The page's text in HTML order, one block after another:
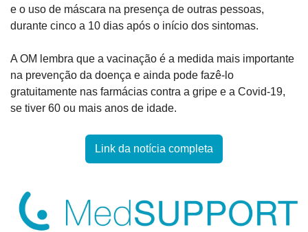
e o uso de máscara na presença de outras pessoas,
durante cinco a 10 dias após o início dos sintomas.
A OM lembra que a vacinação é a medida mais importante
na prevenção da doença e ainda pode fazê-lo
gratuitamente nas farmácias contra a gripe e a Covid-19,
se tiver 60 ou mais anos de idade.
Link da notícia completa